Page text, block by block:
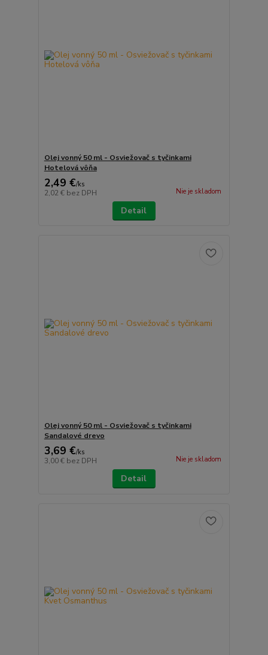
Olej vonný 50 ml - Osviežovač s tyčinkami
Hotelová vôňa
2,49 €/ks
2,02 € bez DPH Nie je skladom
Detail
Olej vonný 50 ml - Osviežovač s tyčinkami
Sandalové drevo
3,69 €/ks
3,00 € bez DPH Nie je skladom
Detail